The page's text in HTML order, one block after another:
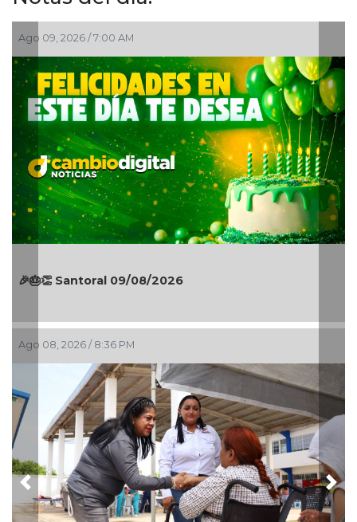
Ago 08, 2026 / 7:00 PM
Lomas de Casa Blanca; dan seguimiento a
gestiones ciudadanas en territorio
Ago 08, 2026 / 6:55 PM
Previous